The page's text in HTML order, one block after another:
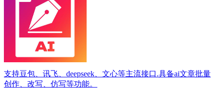
支持豆包、讯飞、deepseek、文心等主流接口.具备ai文章批量
创作、改写、仿写等功能。